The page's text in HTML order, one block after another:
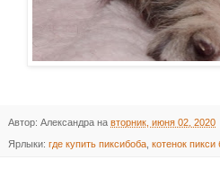
Автор: Александра на вторник, июня 02, 2020
Ярлыки: где купить пиксибоба котенок пикси